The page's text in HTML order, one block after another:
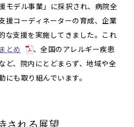
モデル事業」に採択され、病院全
援コーディネーターの育成、企業
な支援を実施してきました。これ
とめ
、全国のアレルギー疾患
ど、院内にとどまらず、地域や全
も取り組んでいます。
される展望